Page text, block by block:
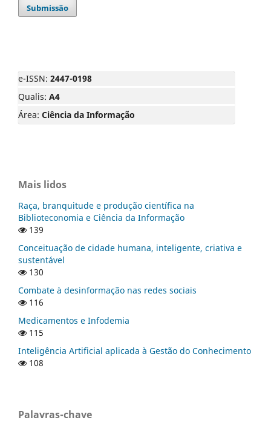
Submissão
e-ISSN: 2447-0198
Qualis: A4
Área: Ciência da Informação
Mais lidos
Raça, branquitude e produção científica na
Biblioteconomia e Ciência da Informação
139
Conceituação de cidade humana, inteligente, criativa e
sustentável
130
Combate à desinformação nas redes sociais
116
Medicamentos e Infodemia
115
Inteligência Artificial aplicada à Gestão do Conhecimento
108
Palavras-chave